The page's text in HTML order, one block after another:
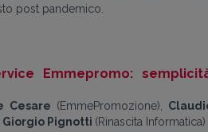
post pandemico.
Emmepromo:
Cesare (EmmePromozione),
Giorgio Pignotti (Rinascita Informatica)